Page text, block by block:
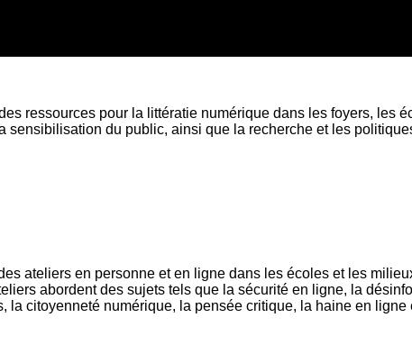
ressources pour la littératie numérique dans les foyers, les
du public, ainsi que la recherche et les
ateliers en personne et en ligne dans les écoles et les
abordent des sujets tels que la sécurité en ligne, la
citoyenneté numérique, la pensée critique, la haine en ligne